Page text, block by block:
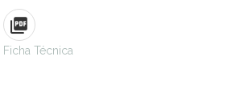
Ficha Técnica